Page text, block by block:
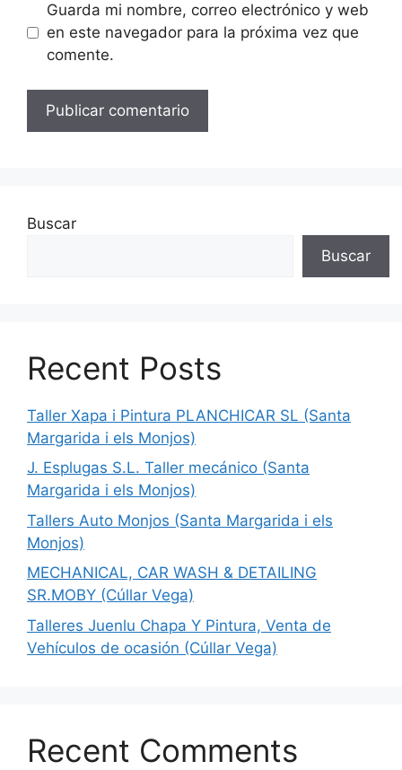
Guarda mi nombre, correo electrónico y web
en este navegador para la próxima vez que
comente.
Buscar
Buscar
Recent Posts
Taller Xapa i Pintura PLANCHICAR SL (Santa
Margarida i els Monjos)
J. Esplugas S.L. Taller mecánico (Santa
Margarida i els Monjos)
Tallers Auto Monjos (Santa Margarida i els
Monjos)
MECHANICAL, CAR WASH & DETAILING
SR.MOBY (Cúllar Vega)
Talleres Juenlu Chapa Y Pintura, Venta de
Vehículos de ocasión (Cúllar Vega)
Recent Comments